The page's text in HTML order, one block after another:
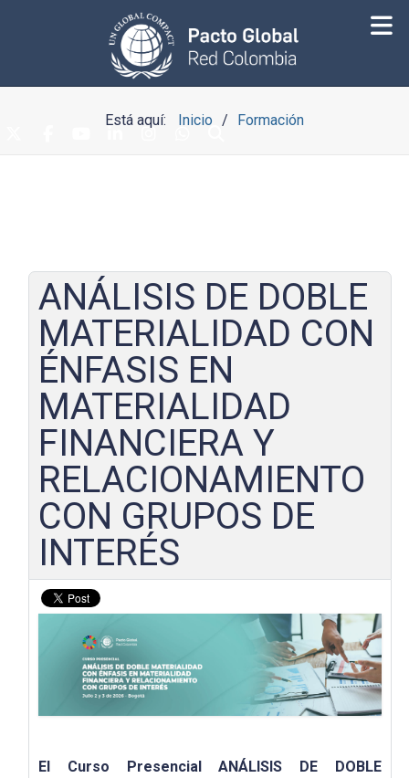
Está aquí: Inicio Formación
ANÁLISIS DE DOBLE
MATERIALIDAD CON
ÉNFASIS EN
MATERIALIDAD
FINANCIERA Y
RELACIONAMIENTO
CON GRUPOS DE
INTERÉS
El Curso Presencial ANÁLISIS DE DOBLE